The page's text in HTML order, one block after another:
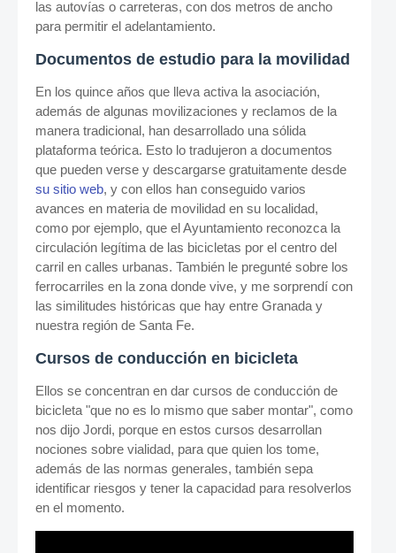
las autovías o carreteras, con dos metros de ancho
para permitir el adelantamiento.
Documentos de estudio para la movilidad
En los quince años que lleva activa la asociación,
además de algunas movilizaciones y reclamos de la
manera tradicional, han desarrollado una sólida
plataforma teórica. Esto lo tradujeron a documentos
que pueden verse y descargarse gratuitamente desde
su sitio web, y con ellos han conseguido varios
avances en materia de movilidad en su localidad,
como por ejemplo, que el Ayuntamiento reconozca la
circulación legítima de las bicicletas por el centro del
carril en calles urbanas. También le pregunté sobre los
ferrocarriles en la zona donde vive, y me sorprendí con
las similitudes históricas que hay entre Granada y
nuestra región de Santa Fe.
Cursos de conducción en bicicleta
Ellos se concentran en dar cursos de conducción de
bicicleta "que no es lo mismo que saber montar", como
nos dijo Jordi, porque en estos cursos desarrollan
nociones sobre vialidad, para que quien los tome,
además de las normas generales, también sepa
identificar riesgos y tener la capacidad para resolverlos
en el momento.